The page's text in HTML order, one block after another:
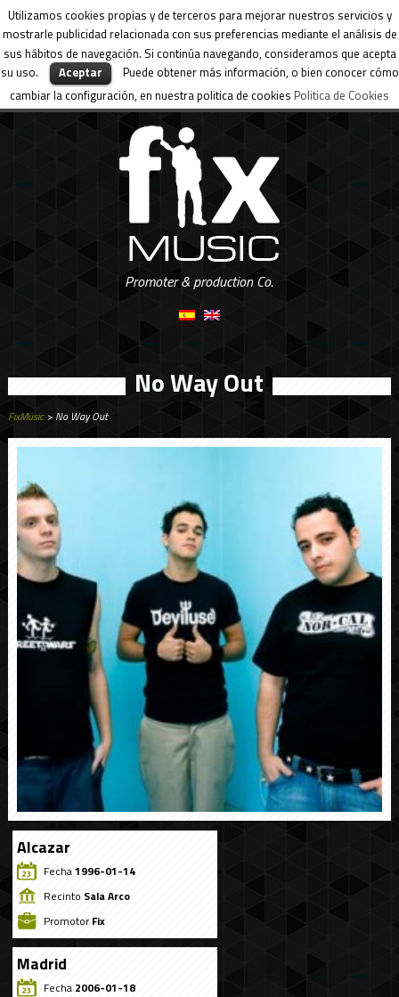
Utilizamos cookies propias y de terceros para mejorar nuestros servicios y
mostrarle publicidad relacionada con sus preferencias mediante el análisis de
sus hábitos de navegación. Si continúa navegando, consideramos que acepta
su uso.
Aceptar
Puede obtener más información, o bien conocer cómo
cambiar la configuración, en nuestra politica de cookies Politica de Cookies
Promoter & production Co.
No Way Out
FixMusic> No Way Out
Alcazar
Fecha1996-01-14
Recinto Sala Arco
PromotorFix
Madrid
Fecha 2006-01-18